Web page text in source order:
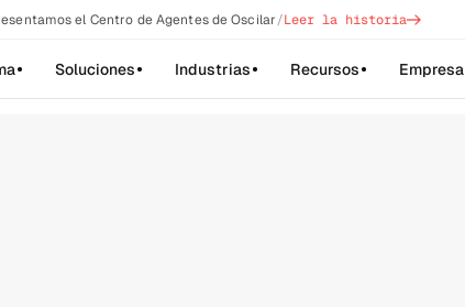
el Centro de Agentes de Oscilar/Leer la historia->
Soluciones Industrias Recursos Empresa